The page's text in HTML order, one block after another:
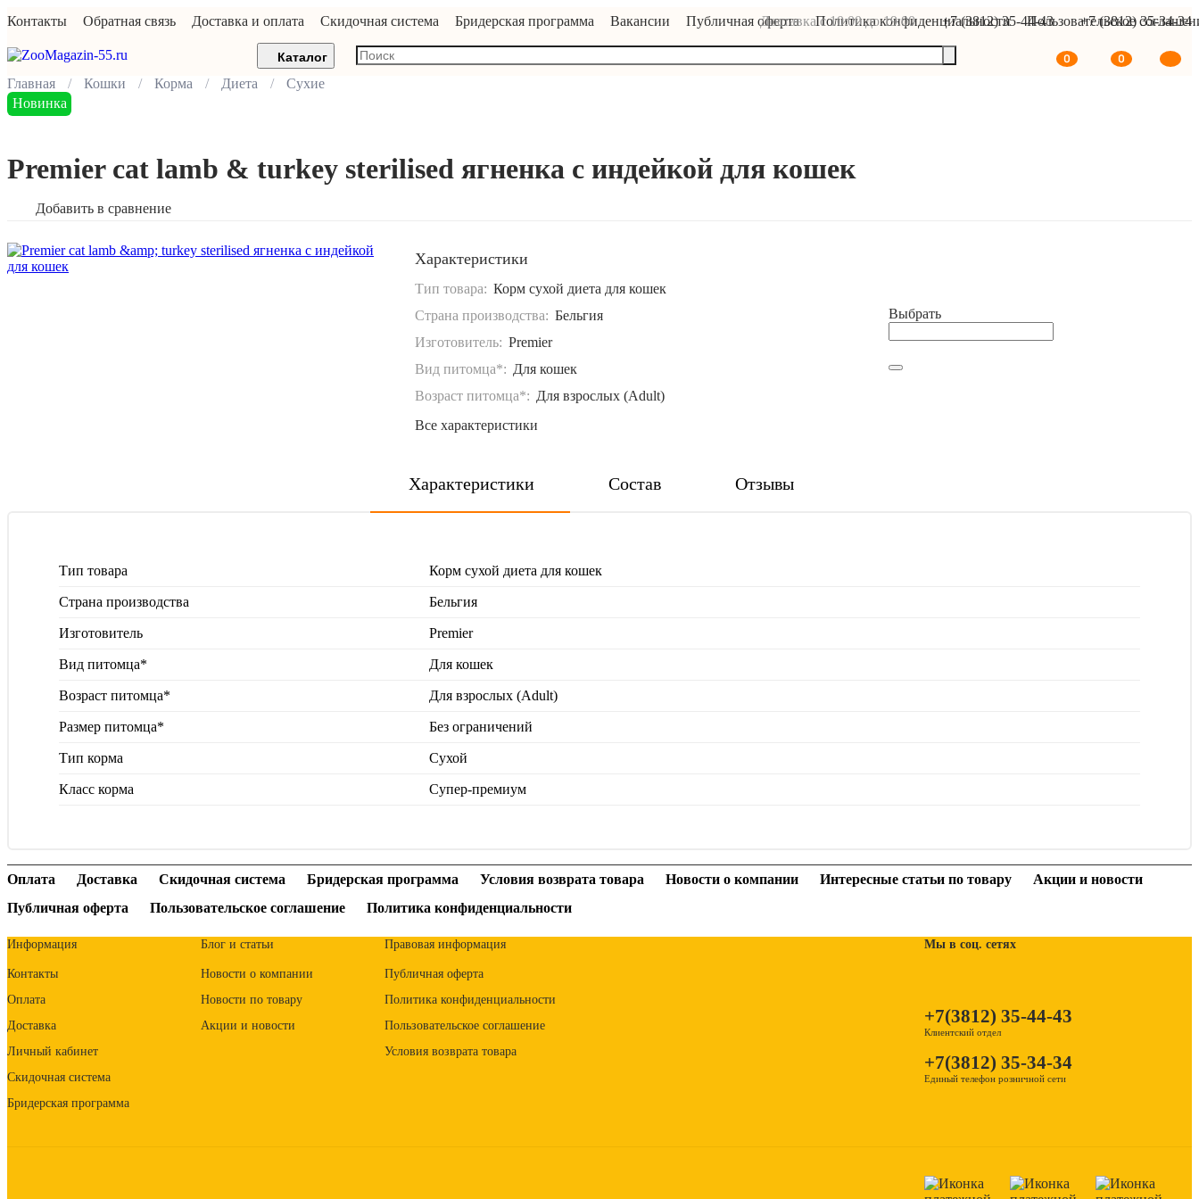
Контакты Обратная связь Доставка и оплата Скидочная система Бридерская программа Вакансии Публичная оферта Политика конфиденциальности Пользовательское
Доставка с 10:00 до 19:00 +7 (3812) 35-44-43 +7 (3812) 35-34-34
Каталог 0
0
Главная
Кошки Корма Диета
Сухие
Новинка
Premier cat lamb & turkey sterilised ягненка с индейкой для кошек
Добавить в сравнение
Характеристики
Тип товара: Корм сухой диета для кошек
Страна производства: Бельгия
Изготовитель: Premier
Вид питомца*: Для кошек
Возраст питомца*: Для взрослых (Adult)
Все характеристики
Выбрать
Характеристики Состав Отзывы
Тип товара Корм сухой диета для кошек
Страна производства Бельгия
Изготовитель Premier
Вид питомца* Для кошек
Возраст питомца* Для взрослых (Adult)
Размер питомца* Без ограничений
Тип корма Сухой
Класс корма Супер-премиум
Оплата Доставка Скидочная система Бридерская программа Условия возврата товара Новости о компании Интересные статьи по товару
Акции и новости
Публичная оферта
Пользовательское соглашение Политика конфиденциальности
Информация
Контакты
Оплата
Доставка
Личный кабинет
Скидочная система
Бридерская программа
Блог и статьи
Новости о компании
Новости по товару
Акции и новости
Правовая информация
Публичная оферта
Политика конфиденциальности
Пользовательское соглашение
Условия возврата товара
Мы в соц. сетях
+7(3812) 35-44-43
Клиентский отдел
+7(3812) 35-34-34
Единый телефон розничной сети